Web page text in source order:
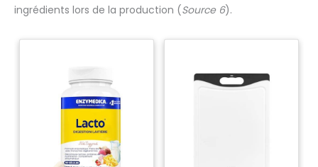
ingrédients lors de la production (Source 6).